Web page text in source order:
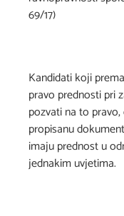
69/17)
Kandidati koji
pravo prednosti pri
pozvati na to
propisanu
imaju prednost u
jednakim uvjetima.